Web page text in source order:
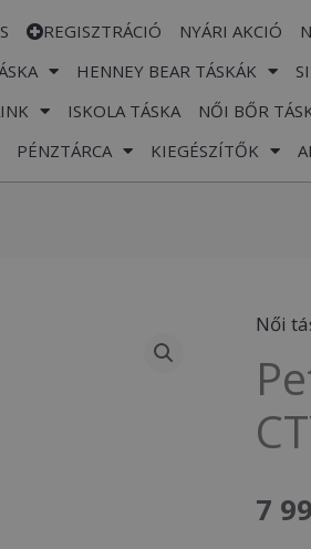
REGISZTRÁCIÓ NYÁRI AKCIÓ
HENNEY BEAR TÁSKÁK
ISKOLA TÁSKA NŐI BŐR
PÉNZTÁRCA KIEGÉSZÍTŐK
Női
7
Női
PTN
08-